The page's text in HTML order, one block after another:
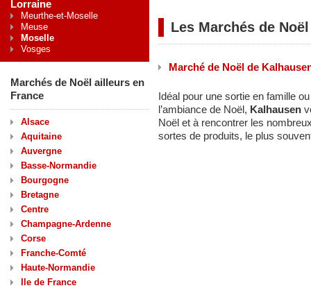
Lorraine
Meurthe-et-Moselle
Meuse
Moselle
Vosges
Marchés de Noël ailleurs en
France
Alsace
Aquitaine
Auvergne
Basse-Normandie
Bourgogne
Bretagne
Centre
Champagne-Ardenne
Corse
Franche-Comté
Haute-Normandie
Ile de France
Les Marchés de
Marché de Noël de
Idéal pour une sortie en famille
l’ambiance de Noël, Kalhausen
Noël et à rencontrer les
sortes de produits, le plus